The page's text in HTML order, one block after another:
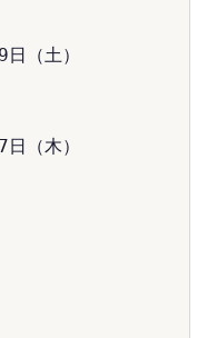
（土）
（木）